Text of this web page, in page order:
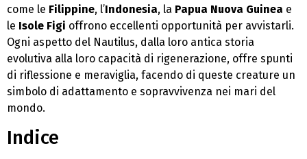
come le Filippine, l’Indonesia, la Papua Nuova Guinea e
le Isole Figi offrono eccellenti opportunità per avvistarli.
Ogni aspetto del Nautilus, dalla loro antica storia
evolutiva alla loro capacità di rigenerazione, offre spunti
di riflessione e meraviglia, facendo di queste creature un
simbolo di adattamento e sopravvivenza nei mari del
mondo.
Indice